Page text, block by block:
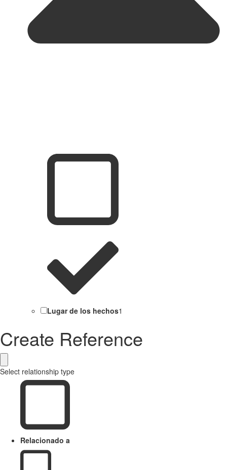
Lugar de los hechos1
Create Reference
Select relationship type
Relacionado a